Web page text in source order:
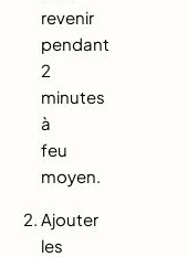
revenir
pendant
2
minutes
à
feu
moyen.
Ajouter
les